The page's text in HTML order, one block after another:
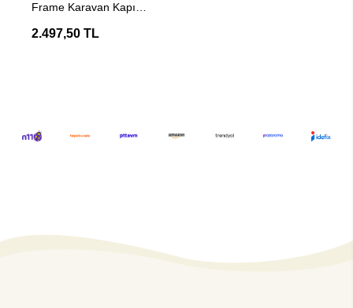
Frame Karavan Kapı
2.497,50 TL